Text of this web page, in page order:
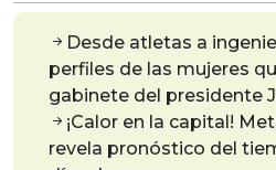
Desde atletas a
perfiles de las mujeres
gabinete del presidente
¡Calor en la capital!
revela pronóstico del